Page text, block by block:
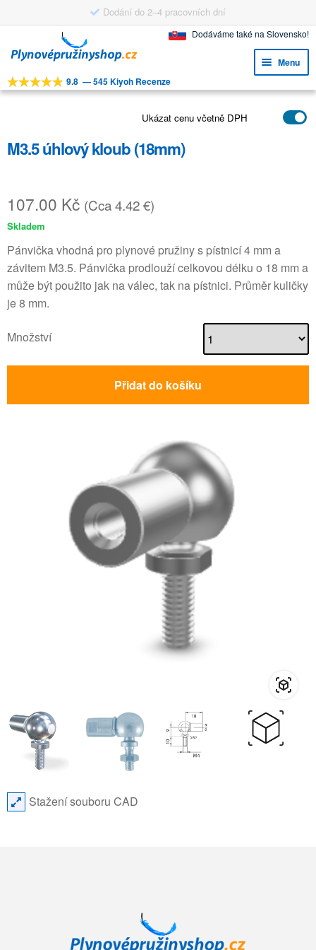
Dodání do 2–4 pracovních dní
na
k
webu
Dodáváme také na Slovensko!
Menu
NÁSTROJE
menu
APLIKACE
FAQ
9.8 —545 Kiyoh Recenze
Ukázat cenu včetně DPH
M3.5 úhlový kloub (18mm)
107.00 Kč (Cca 4.42 €)
Skladem
Pánvička vhodná pro plynové pružiny s pístnicí 4 mm a
závitem M3.5. Pánvička prodlouží celkovou délku o 18 mm a
může být použito jak na válec, tak na pístnici. Průměr kuličky
je 8 mm.
Množství
Přidat do košíku
Stažení souboru CAD